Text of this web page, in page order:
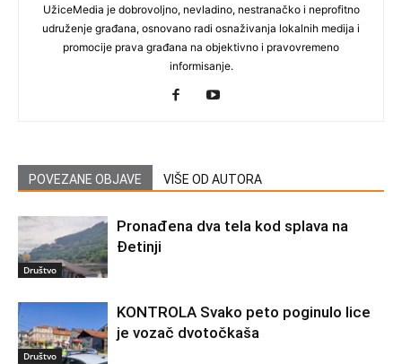
UžiceMedia je dobrovoljno, nevladino, nestranačko i neprofitno
udruženje građana, osnovano radi osnaživanja lokalnih medija i
promocije prava građana na objektivno i pravovremeno
informisanje.
POVEZANE OBJAVE VIŠE OD AUTORA
Društvo
Pronađena dva tela kod splava na
Đetinji
Društvo
KONTROLA Svako peto poginulo lice
je vozač dvotočkaša